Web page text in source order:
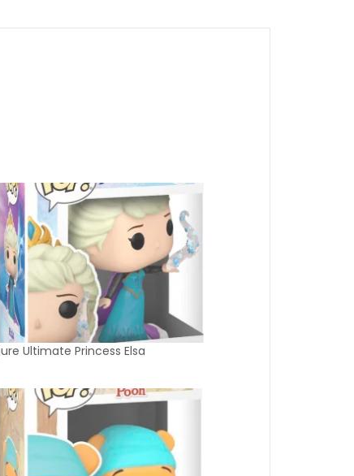
Ultimate Princess Elsa